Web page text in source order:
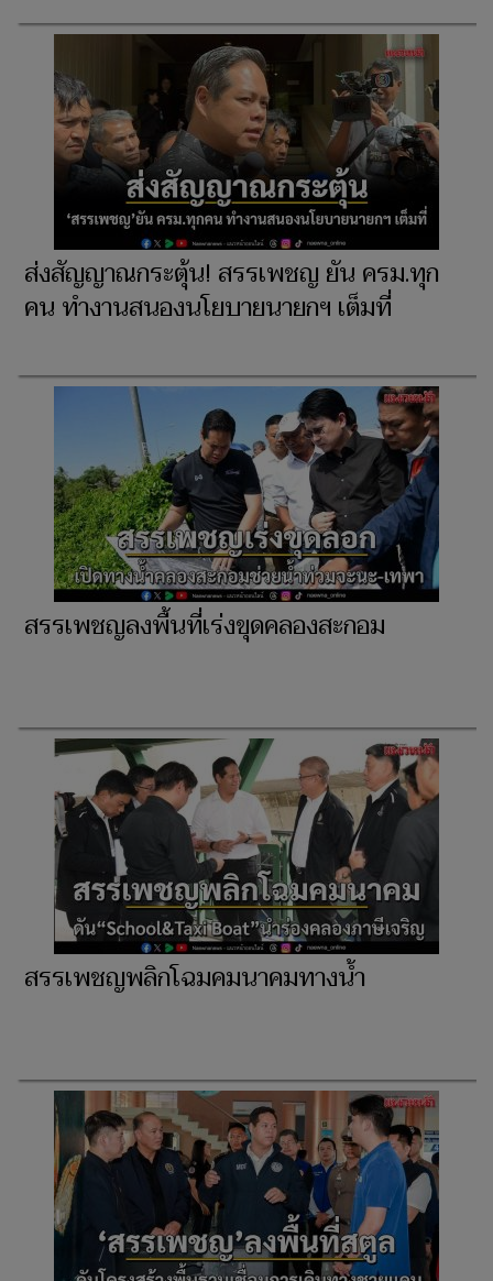
ส่งสัญญาณกระตุ้น! สรรเพชญ ยัน ครม.ทุก
คน ทำงานสนองนโยบายนายกฯ เต็มที่
สรรเพชญลงพื้นที่เร่งขุดคลองสะกอม
สรรเพชญพลิกโฉมคมนาคมทางน้ำ